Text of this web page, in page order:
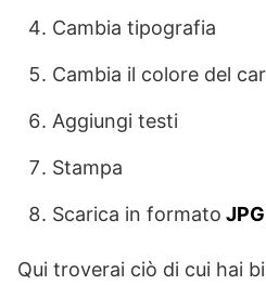
Cambia tipografia
Cambia il colore del
Aggiungi testi
Stampa
Scarica in formato
Qui troverai ciò di cui hai